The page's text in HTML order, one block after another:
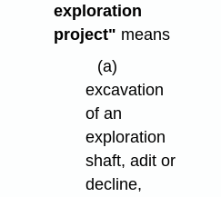
exploration
project" means
(a)
excavation
of an
exploration
shaft, adit or
decline,